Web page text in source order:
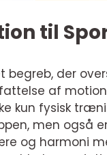
til
begreb, der
af
kun fysisk
men også
og harmoni